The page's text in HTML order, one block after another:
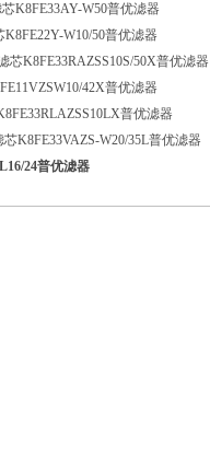
K8FE33AY-W50普优滤器
W10/50普优滤器
芯K8FE33RAZSS10S/50X普优滤器
42X普优滤器
普优滤器
K8FE33VAZS-W20/35L普优滤器
24普优滤器